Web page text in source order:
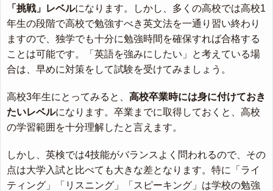
「挑戦」レベルになります。しかし、多くの高校では高校1
年生の段階で高校で勉強すべき英文法を一通り習い終わり
ますので、独学でも十分に勉強時間を確保すれば合格する
ことは可能です。「英語を強みにしたい」と考えている場
合は、早めに対策をして試験を受けてみましょう。
高校3年生にとってみると、 高校卒業時には身に付けておき
たいレベルになります。卒業までに取得しておくと、高校
の学習範囲を十分理解したと言えます。
しかし、英検では4技能がバランスよく問われるので、その
点は大学入試と比べても大きな差となります。特に「ライ
ティング」「リスニング」「スピーキング」は学校の勉強